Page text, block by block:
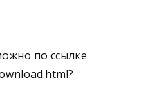
по ссылке